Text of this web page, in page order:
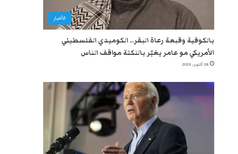
الأخبار
بالكوفية وقبعة رعاة البقر.. الكوميدي الفلسطيني
الأمريكي مو عامر يغيّر بالنكتة مواقف الناس
28 أكتوبر، 2025